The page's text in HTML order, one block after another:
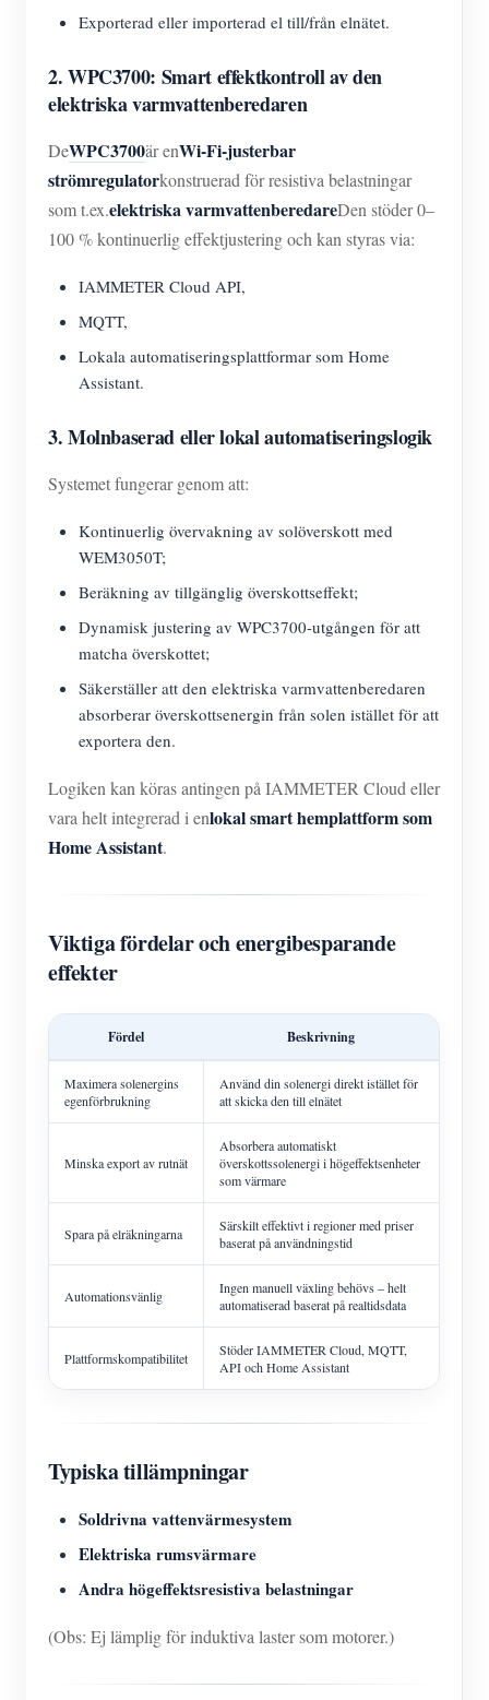
Exporterad eller importerad el till/från elnätet.
2. WPC3700: Smart effektkontroll av den
elektriska varmvattenberedaren
DeWPC3700är enWi-Fi-justerbar
strömregulatorkonstruerad för resistiva belastningar
som t.ex.elektriska varmvattenberedareDen stöder 0–
100 % kontinuerlig effektjustering och kan styras via:
IAMMETER Cloud API,
MQTT,
Lokala automatiseringsplattformar som Home
Assistant.
3. Molnbaserad eller lokal automatiseringslogik
Systemet fungerar genom att:
Kontinuerlig övervakning av solöverskott med
WEM3050T;
Beräkning av tillgänglig överskottseffekt;
Dynamisk justering av WPC3700-utgången för att
matcha överskottet;
Säkerställer att den elektriska varmvattenberedaren
absorberar överskottsenergin från solen istället för att
exportera den.
Logiken kan köras antingen på IAMMETER Cloud eller
vara helt integrerad i enlokal smart hemplattform som
Home Assistant.
Viktiga fördelar och energibesparande
effekter
Fördel Beskrivning
Maximera solenergins
egenförbrukning
Använd din solenergi direkt istället för
att skicka den till elnätet
Minska export av rutnät
Absorbera automatiskt
överskottssolenergi i högeffektsenheter
som värmare
Spara på elräkningarna
Särskilt effektivt i regioner med priser
baserat på användningstid
Automationsvänlig
Ingen manuell växling behövs – helt
automatiserad baserat på realtidsdata
Plattformskompatibilitet
Stöder IAMMETER Cloud, MQTT,
API och Home Assistant
Typiska tillämpningar
Soldrivna vattenvärmesystem
Elektriska rumsvärmare
Andra högeffektsresistiva belastningar
(Obs: Ej lämplig för induktiva laster som motorer.)